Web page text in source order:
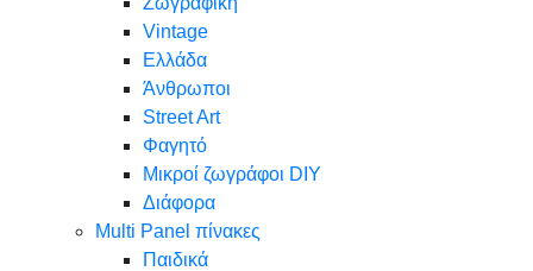
Vintage
Ελλάδα
Άνθρωποι
Street Art
Φαγητό
Μικροί ζωγράφοι DIY
Διάφορα
Multi Panel πίνακες
Παιδικά